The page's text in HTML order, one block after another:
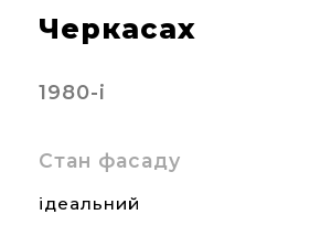
Черкасах
1980-і
Стан фасаду
ідеальний